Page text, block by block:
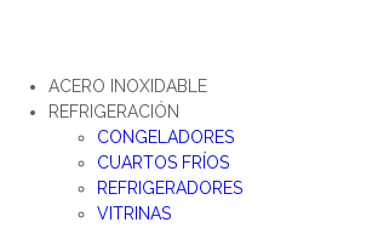
ACERO INOXIDABLE
REFRIGERACIÓN
CONGELADORES
CUARTOS FRÍOS
REFRIGERADORES
VITRINAS